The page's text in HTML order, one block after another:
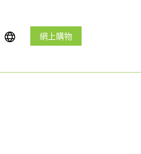
網上購物